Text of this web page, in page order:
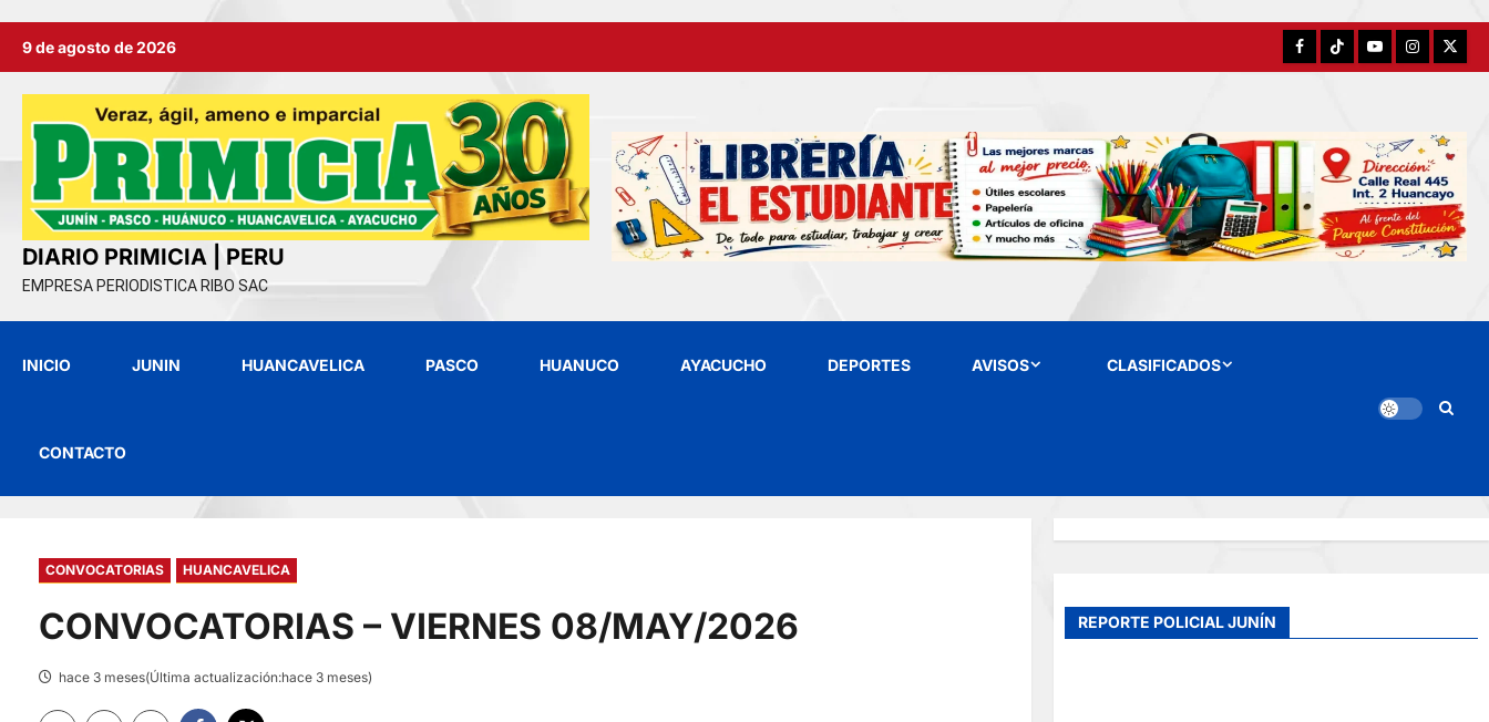
9 de agosto de 2026 FacebookTikTokYouTubeInstagram
X
DIARIO PRIMICIA | PERU
EMPRESA PERIODISTICA RIBO SAC
INICIO JUNIN HUANCAVELICA PASCO HUANUCO AYACUCHO DEPORTES AVISOS CLASIFICADOS
CONTACTO
CONVOCATORIAS HUANCAVELICA
CONVOCATORIAS – VIERNES 08/MAY/2026
hace 3 meses(Última actualización:hace 3 meses)
REPORTE POLICIAL JUNÍN